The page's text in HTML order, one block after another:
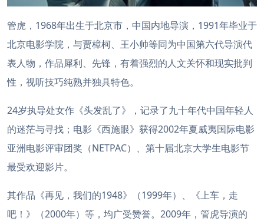
管虎，1968年出生于北京市，中国内地导演，1991年毕业于
北京电影学院，与贾樟柯、王小帅等同为中国第六代导演代
表人物，作品犀利、先锋，有着强烈的人文关怀和现实批判
性，视听技巧纯熟并独具特色。
24岁执导处女作《头发乱了》，记录了九十年代中国年轻人
的迷茫与寻找；电影《西施眼》获得2002年夏威夷国际电影
亚洲电影评审团奖（NETPAC）、第十届北京大学生电影节
最受欢迎影片。
其作品《再见，我们的1948》（1999年）、《上车，走
吧！》（2000年）等，均广受赞誉。2009年，管虎导演的